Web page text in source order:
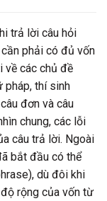
trả lời câu hỏi
phải có đủ vốn
về các chủ đề
pháp, thí sinh
đơn và câu
chung, các lỗi
câu trả lời. Ngoài
bắt đầu có thể
dù đôi khi
rộng của vốn từ